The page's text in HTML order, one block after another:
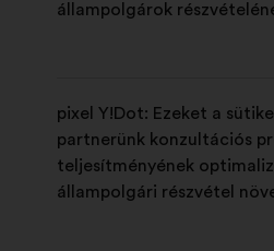
állampolgárok
pixel Y!Dot: Ezeket a
partnerünk konzultációs
teljesítményének
állampolgári részvétel